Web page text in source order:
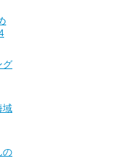
グ
域
の